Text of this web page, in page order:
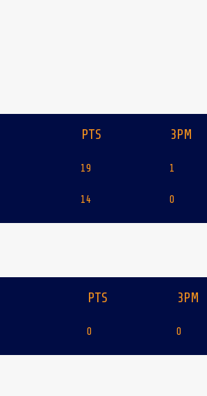
PTS 3PM
19 1
14 0
PTS 3PM
0 0